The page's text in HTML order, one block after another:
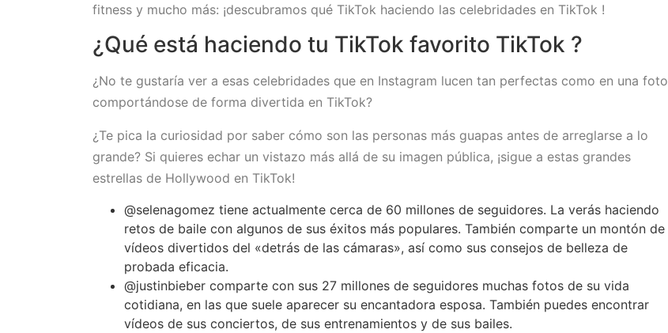
fitness y mucho más: ¡descubramos qué TikTok haciendo las celebridades en TikTok !
¿Qué está haciendo tu TikTok favorito TikTok ?
¿No te gustaría ver a esas celebridades que en Instagram lucen tan perfectas como en una foto
comportándose de forma divertida en TikTok?
¿Te pica la curiosidad por saber cómo son las personas más guapas antes de arreglarse a lo
grande? Si quieres echar un vistazo más allá de su imagen pública, ¡sigue a estas grandes
estrellas de Hollywood en TikTok!
@selenagomez tiene actualmente cerca de 60 millones de seguidores. La verás haciendo
retos de baile con algunos de sus éxitos más populares. También comparte un montón de
vídeos divertidos del «detrás de las cámaras», así como sus consejos de belleza de
probada eficacia.
@justinbieber comparte con sus 27 millones de seguidores muchas fotos de su vida
cotidiana, en las que suele aparecer su encantadora esposa. También puedes encontrar
vídeos de sus conciertos, de sus entrenamientos y de sus bailes.